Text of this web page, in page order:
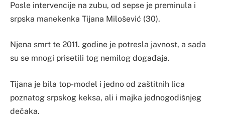
Posle intervencije na zubu, od sepse je preminula i
srpska manekenka Tijana Milošević (30).
Njena smrt te 2011. godine je potresla javnost, a sada
su se mnogi prisetili tog nemilog događaja.
Tijana je bila top-model i jedno od zaštitnih lica
poznatog srpskog keksa, ali i majka jednogodišnjeg
dečaka.